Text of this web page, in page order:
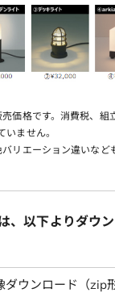
価格です。消費税、組
いません。
リエーション違いなど
、以下よりダウ
ダウンロード（zip